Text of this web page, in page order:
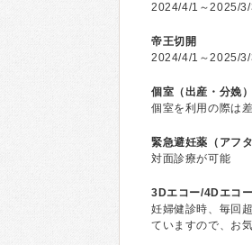
2024/4/1～2025/3/
帝王切開
2024/4/1～2025/
個室（出産・分娩）
個室を利用の際は
緊急避妊薬（アフタ
対面診療が可能
3Dエコー/4Dエコ
妊婦健診時、毎回
ていますので、お